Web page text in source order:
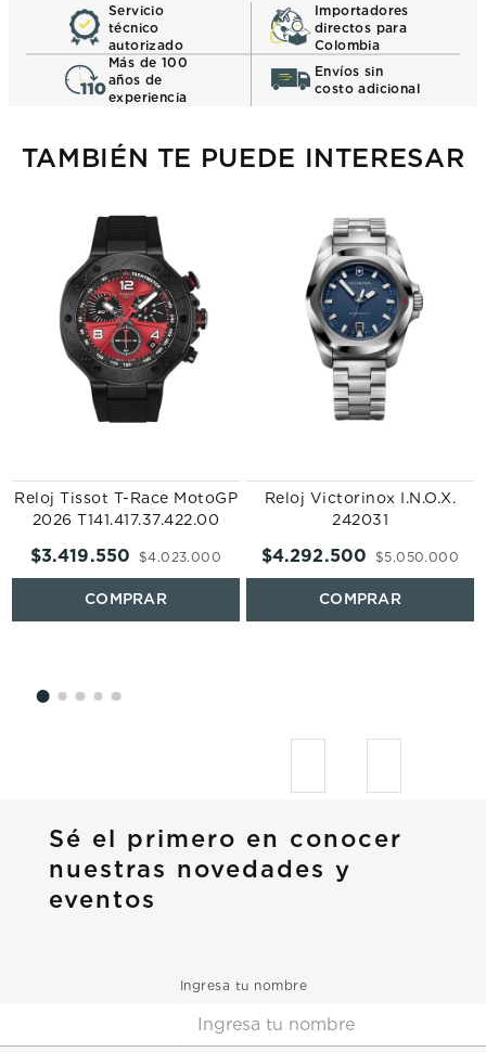
Servicio
técnico
autorizado
Importadores
directos para
Colombia
Más de 100
años de
experiencia
Envíos sin
costo adicional
TAMBIÉN TE PUEDE INTERESAR
Reloj Tissot T-Race MotoGP
2026 T141.417.37.422.00
$4.023.000
$3.419.550
Reloj Victorinox I.N.O.X.
242031
$5.050.000
$4.292.500
Sé el primero en conocer
nuestras novedades y
eventos
Ingresa tu nombre